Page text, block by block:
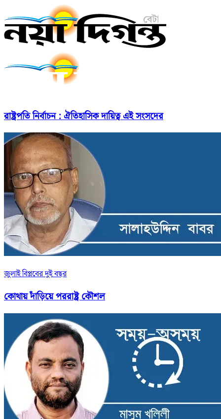
রাষ্ট্রপতি নির্বাচন : ঐতিহাসিক দায়িত্ব এই সংসদের
জুলাই বিপ্লবের দুই বছর
কোথায় দাঁড়িয়ে পররাষ্ট্র কৌশল